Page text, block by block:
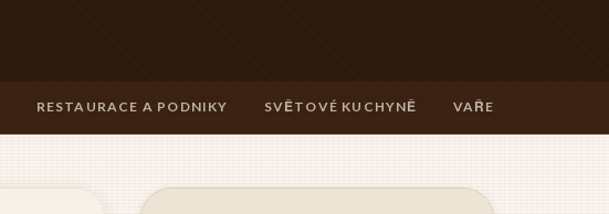
RESTAURACE A PODNIKY SVĚTOVÉ KUCHYNĚ VAŘENÍ A